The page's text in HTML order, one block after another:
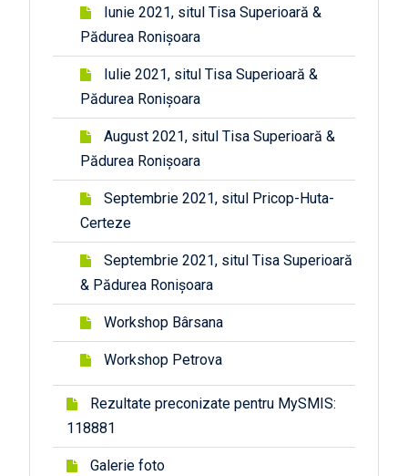
Iunie 2021, situl Tisa Superioară &
Pădurea Ronișoara
Iulie 2021, situl Tisa Superioară &
Pădurea Ronișoara
August 2021, situl Tisa Superioară &
Pădurea Ronișoara
Septembrie 2021, situl Pricop-Huta-
Certeze
Septembrie 2021, situl Tisa Superioară
& Pădurea Ronișoara
Workshop Bârsana
Workshop Petrova
Rezultate preconizate pentru MySMIS:
118881
Galerie foto